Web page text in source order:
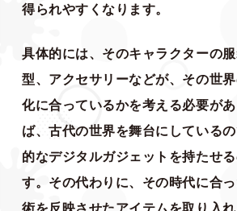
得られやすくなります。
具体的には、そのキャラクターの
型、アクセサリーなどが、その世
化に合っているかを考える必要が
ば、古代の世界を舞台にしている
的なデジタルガジェットを持たせ
す。その代わりに、その時代に合